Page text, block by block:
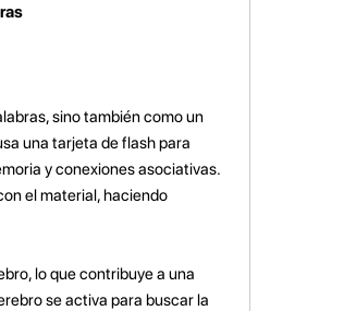
sino también como un
una tarjeta de flash para
y conexiones asociativas.
el material, haciendo
lo que contribuye a una
se activa para buscar la